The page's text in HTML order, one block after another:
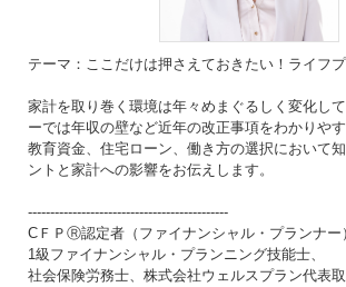
テーマ：ここだけは押さえておきたい！ライフ
家計を取り巻く環境は年々めまぐるしく変化し
ーでは年収の壁など近年の改正事項をわかりやす
教育資金、住宅ローン、働き方の選択において
ントと家計への影響をお伝えします。
---------------------------------------------
CＦＰⓇ認定者（ファイナンシャル・プランナー
1級ファイナンシャル・プランニング技能士、
社会保険労務士、株式会社ウェルスプラン代表取